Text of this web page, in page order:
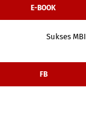
E-BOOK
Sukses MBI
FB